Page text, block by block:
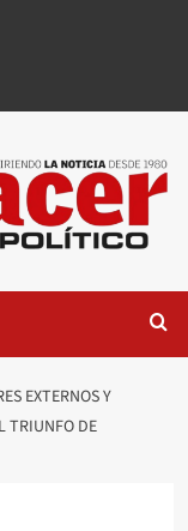
EXTERNOS Y
TRIUNFO DE